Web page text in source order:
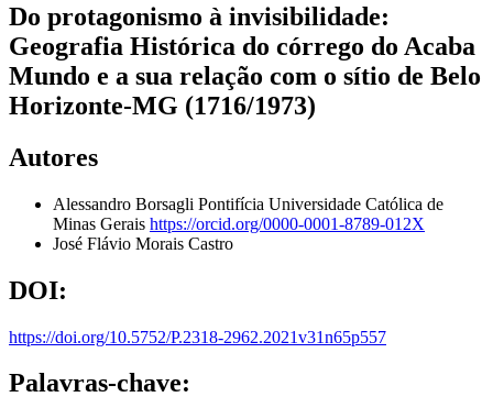
Do protagonismo à invisibilidade:
Geografia Histórica do córrego do Acaba
Mundo e a sua relação com o sítio de Belo
Horizonte-MG (1716/1973)
Autores
Alessandro Borsagli Pontifícia Universidade Católica de
Minas Gerais https://orcid.org/0000-0001-8789-012X
José Flávio Morais Castro
DOI:
https://doi.org/10.5752/P.2318-2962.2021v31n65p557
Palavras-chave: